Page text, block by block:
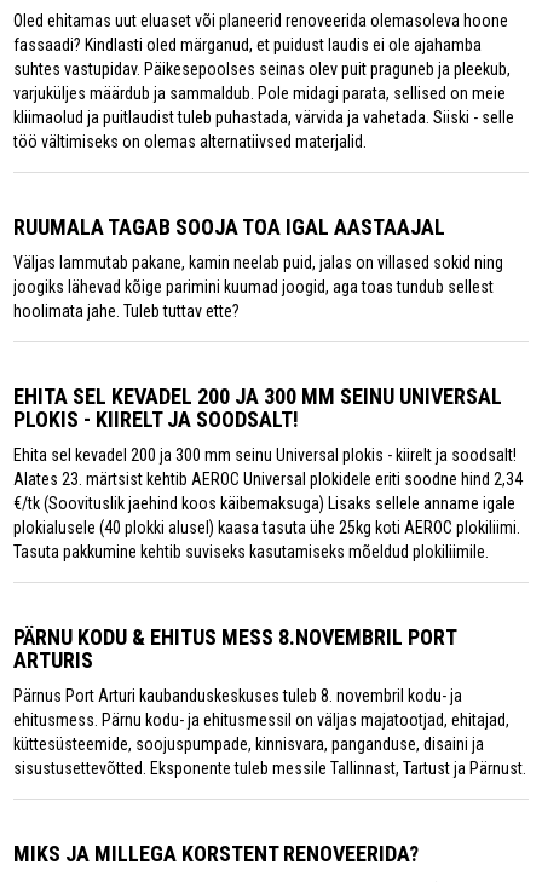
Oled ehitamas uut eluaset või planeerid renoveerida olemasoleva hoone
fassaadi? Kindlasti oled märganud, et puidust laudis ei ole ajahamba
suhtes vastupidav. Päikesepoolses seinas olev puit praguneb ja pleekub,
varjuküljes määrdub ja sammaldub. Pole midagi parata, sellised on meie
kliimaolud ja puitlaudist tuleb puhastada, värvida ja vahetada. Siiski - selle
töö vältimiseks on olemas alternatiivsed materjalid.
RUUMALA TAGAB SOOJA TOA IGAL AASTAAJAL
Väljas lammutab pakane, kamin neelab puid, jalas on villased sokid ning
joogiks lähevad kõige parimini kuumad joogid, aga toas tundub sellest
hoolimata jahe. Tuleb tuttav ette?
EHITA SEL KEVADEL 200 JA 300 MM SEINU UNIVERSAL
PLOKIS - KIIRELT JA SOODSALT!
Ehita sel kevadel 200 ja 300 mm seinu Universal plokis - kiirelt ja soodsalt!
Alates 23. märtsist kehtib AEROC Universal plokidele eriti soodne hind 2,34
€/tk (Soovituslik jaehind koos käibemaksuga) Lisaks sellele anname igale
plokialusele (40 plokki alusel) kaasa tasuta ühe 25kg koti AEROC plokiliimi.
Tasuta pakkumine kehtib suviseks kasutamiseks mõeldud plokiliimile.
PÄRNU KODU & EHITUS MESS 8.NOVEMBRIL PORT
ARTURIS
Pärnus Port Arturi kaubanduskeskuses tuleb 8. novembril kodu- ja
ehitusmess. Pärnu kodu- ja ehitusmessil on väljas majatootjad, ehitajad,
küttesüsteemide, soojuspumpade, kinnisvara, panganduse, disaini ja
sisustusettevõtted. Eksponente tuleb messile Tallinnast, Tartust ja Pärnust.
MIKS JA MILLEGA KORSTENT RENOVEERIDA?